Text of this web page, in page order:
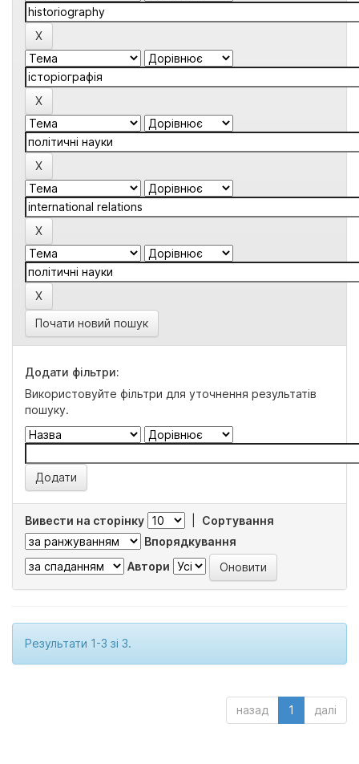
Почати новий пошук
Додати фільтри:
Використовуйте фільтри для уточнення результатів
пошуку.
Вивести на сторінку
Сортування
Впорядкування
Автори
Результати 1-3 зі 3.
назад 1 далі